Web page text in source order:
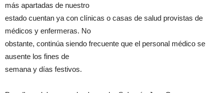
más apartadas de nuestro
estado cuentan ya con clínicas o casas de salud provistas de
médicos y enfermeras. No
obstante, continúa siendo frecuente que el personal médico se
ausente los fines de
semana y días festivos.